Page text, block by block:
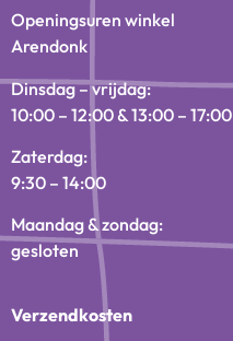
Openingsuren winkel
Arendonk
Dinsdag – vrijdag:
10:00 – 12:00 & 13:00 – 17:00
Zaterdag:
9:30 – 14:00
Maandag & zondag:
gesloten
Verzendkosten